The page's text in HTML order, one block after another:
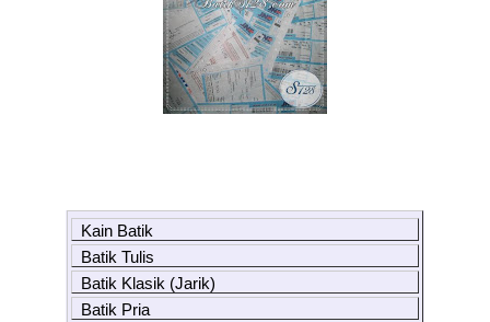
Kain Batik
Batik Tulis
Batik Klasik (Jarik)
Batik Pria